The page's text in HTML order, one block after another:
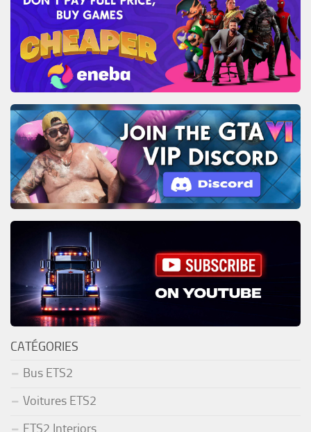
CATÉGORIES
Bus ETS2
Voitures ETS2
ETS2 Interiors